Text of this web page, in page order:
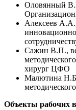
Оловянный
Алексеев
Сажин В.П.,
хирург ЦФО
Малютина
Объекты рабочих